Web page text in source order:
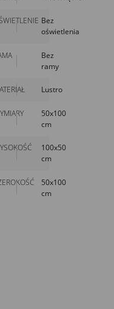
Bez
oświetlenia
Bez
ramy
Lustro
50x100
cm
100x50
cm
50x100
cm